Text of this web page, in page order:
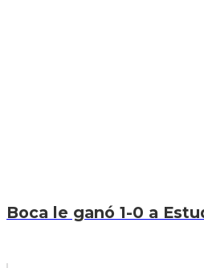
Boca le ganó 1-0 a